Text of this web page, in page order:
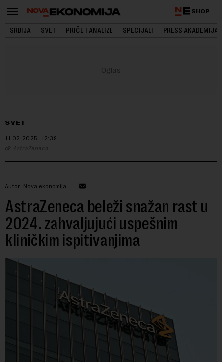
SHOP
SRBIJA SVET PRIČE I ANALIZE SPECIJALI PRESS AKADEMIJA
SVET
11.02.2025. 12:39
AstraZeneca
Autor: Nova ekonomija
AstraZeneca beleži snažan rast u
2024. zahvaljujući uspešnim
kliničkim ispitivanjima